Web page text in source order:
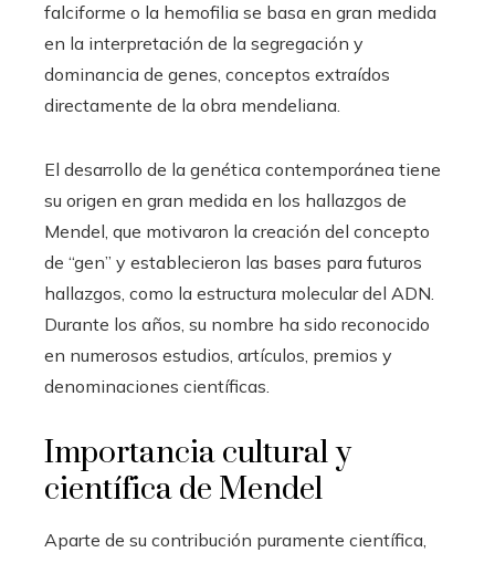
falciforme o la hemofilia se basa en gran medida
en la interpretación de la segregación y
dominancia de genes, conceptos extraídos
directamente de la obra mendeliana.
El desarrollo de la genética contemporánea tiene
su origen en gran medida en los hallazgos de
Mendel, que motivaron la creación del concepto
de “gen” y establecieron las bases para futuros
hallazgos, como la estructura molecular del ADN.
Durante los años, su nombre ha sido reconocido
en numerosos estudios, artículos, premios y
denominaciones científicas.
Importancia cultural y
científica de Mendel
Aparte de su contribución puramente científica,